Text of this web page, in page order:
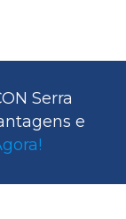
Serra
e